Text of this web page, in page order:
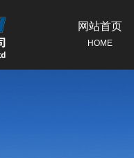
网站首页
HOME